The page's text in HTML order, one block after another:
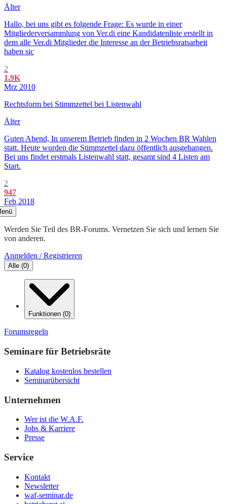
Älter
Hallo, bei uns gibt es folgende Frage: Es wurde in einer
Mitgliederversammlung von Ver.di eine Kandidatenliste erstellt in
dem alle Ver.di Mitglieder die Interesse an der Betriebsratsarbeit
haben sic
2
1.9K
Mrz 2010
Rechtsform bei Stimmzettel bei Listenwahl
Älter
Guten Abend, In unserem Betrieb finden in 2 Wochen BR Wahlen
statt. Heute wurden die Stimmzettel dazu öffentlich ausgehangen.
Bei uns findet erstmals Listenwahl statt, gesamt sind 4 Listen am
Start.
2
947
Feb 2018
Werden Sie Teil des BR-Forums. Vernetzen Sie sich und lernen Sie
von anderen.
Anmelden / Registrieren
Alle (0)
Funktionen (0)
Forumsregeln
Seminare für Betriebsräte
Katalog kostenlos bestellen
Seminarübersicht
Unternehmen
Wer ist die W.A.F.
Jobs & Karriere
Presse
Service
Kontakt
Newsletter
waf-seminar.de